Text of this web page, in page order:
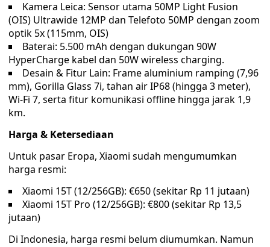
Kamera Leica: Sensor utama 50MP Light Fusion
(OIS) Ultrawide 12MP dan Telefoto 50MP dengan zoom
optik 5x (115mm, OIS)
Baterai: 5.500 mAh dengan dukungan 90W
HyperCharge kabel dan 50W wireless charging.
Desain & Fitur Lain: Frame aluminium ramping (7,96
mm), Gorilla Glass 7i, tahan air IP68 (hingga 3 meter),
Wi-Fi 7, serta fitur komunikasi offline hingga jarak 1,9
km.
Harga & Ketersediaan
Untuk pasar Eropa, Xiaomi sudah mengumumkan
harga resmi:
Xiaomi 15T (12/256GB): €650 (sekitar Rp 11 jutaan)
Xiaomi 15T Pro (12/256GB): €800 (sekitar Rp 13,5
jutaan)
Di Indonesia, harga resmi belum diumumkan. Namun